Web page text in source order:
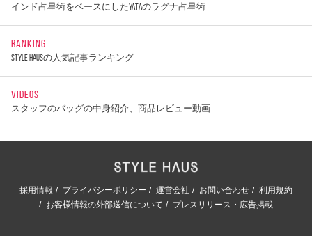
インド占星術をベースにしたYATAのラグナ占星術
RANKING
STYLE HAUSの人気記事ランキング
VIDEOS
スタッフのバッグの中身紹介、商品レビュー動画
採用情報 プライバシーポリシー 運営会社 お問い合わせ
利用規約
お客様情報の外部送信について
プレスリリース・広告掲載